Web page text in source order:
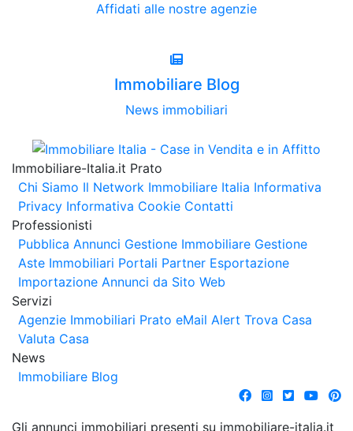
Affidati alle nostre agenzie
Immobiliare Blog
News immobiliari
Immobiliare-Italia.it Prato
Chi Siamo Il Network Immobiliare Italia Informativa
Privacy Informativa Cookie Contatti
Professionisti
Pubblica Annunci Gestione Immobiliare Gestione
Aste Immobiliari Portali Partner Esportazione
Importazione Annunci da Sito Web
Servizi
Agenzie Immobiliari Prato eMail Alert Trova Casa
Valuta Casa
News
Immobiliare Blog
Gli annunci immobiliari presenti su immobiliare-italia.it